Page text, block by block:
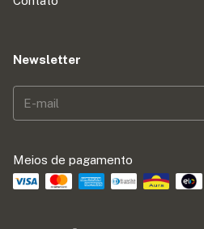
Newsletter
Meios de pagamento